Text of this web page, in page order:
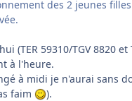
des 2 jeunes
(TER 59310/TGV 8820 et
à l'heure.
à midi je n'aurai sans
faim
).